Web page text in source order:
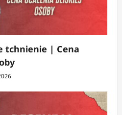
tchnienie | Cena